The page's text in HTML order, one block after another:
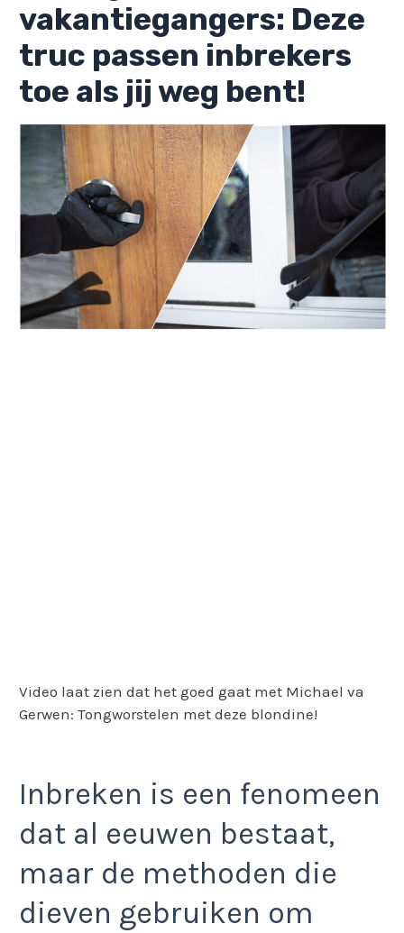
vakantiegangers: Deze
truc passen inbrekers
toe als jij weg bent!
Video laat zien dat het goed gaat met Michael va
Gerwen: Tongworstelen met deze blondine!
Inbreken is een fenomeen
dat al eeuwen bestaat,
maar de methoden die
dieven gebruiken om